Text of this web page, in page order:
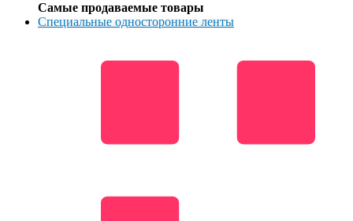
Самые продаваемые товары
Специальные односторонние ленты